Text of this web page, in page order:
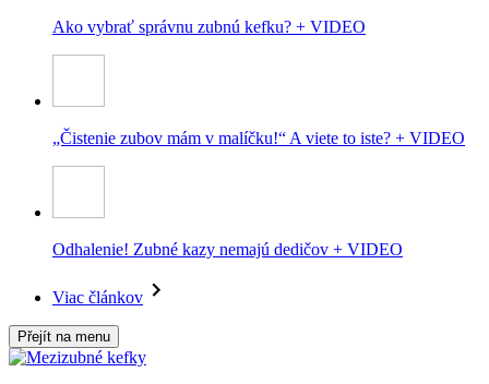
Ako vybrať správnu zubnú kefku? + VIDEO
„Čistenie zubov mám v malíčku!“ A viete to iste? + VIDEO
Odhalenie! Zubné kazy nemajú dedičov + VIDEO
Viac článkov
Přejít na menu